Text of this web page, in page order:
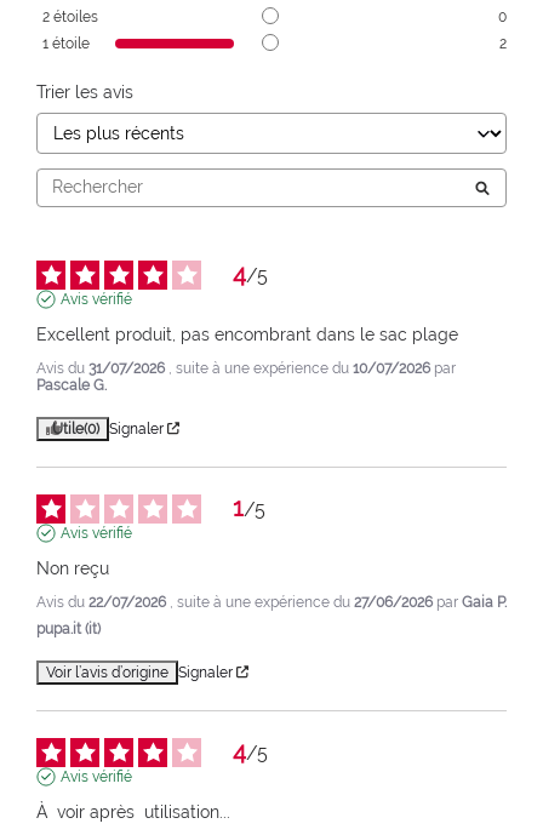
2 étoiles
0
1 étoile 2
Trier les avis
4/5
Avis vérifié
Excellent produit, pas encombrant dans le sac plage
Avis du 31/07/2026 , suite à une expérience du 10/07/2026 par
Pascale G.
Utile(0) Signaler
1/5
Avis vérifié
Non reçu
Avis du 22/07/2026 , suite à une expérience du 27/06/2026 par Gaia P.
pupa.it (it)
Voir l’avis d’origine Signaler
4/5
Avis vérifié
À  voir après  utilisation...